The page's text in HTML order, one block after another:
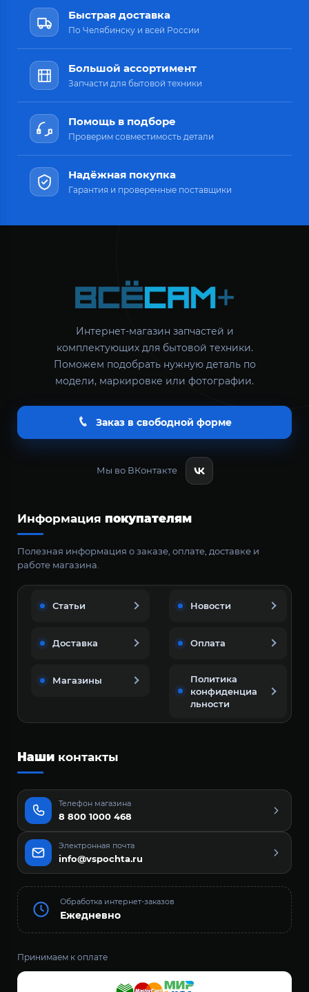
Быстрая доставка
По Челябинску и всей России
Большой ассортимент
Запчасти для бытовой техники
Помощь в подборе
Проверим совместимость детали
Надёжная покупка
Гарантия и проверенные поставщики
Интернет-магазин запчастей и
комплектующих для бытовой техники.
Поможем подобрать нужную деталь по
модели, маркировке или фотографии.
Заказ в свободной форме
Мы во ВКонтакте
Информация покупателям
Полезная информация о заказе, оплате, доставке и
работе магазина.
Статьи Новости
Доставка Оплата
Магазины
Политика
конфиденциа
льности
Наши контакты
Телефон магазина
8 800 1000 468
Электронная почта
info@vspochta.ru
Обработка интернет-заказов
Ежедневно
Принимаем к оплате